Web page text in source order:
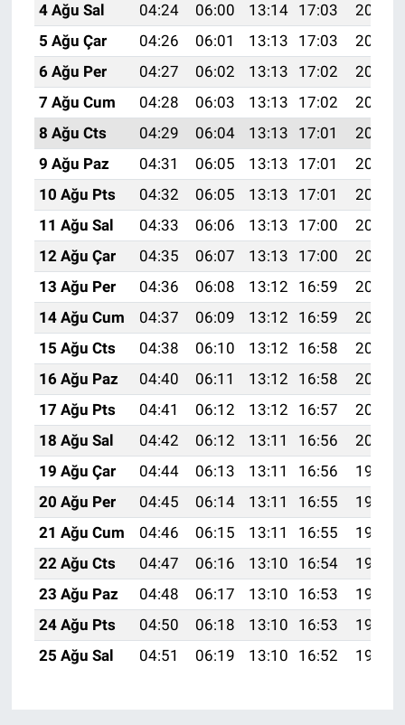
4 Ağu Sal
04:24 06:00 13:14 17:03
20:17
5 Ağu Çar
04:26 06:01 13:13 17:03
20:16
6 Ağu Per
04:27 06:02 13:13 17:02
20:15
7 Ağu Cum
04:28 06:03 13:13 17:02
20:14
8 Ağu Cts
04:29 06:04 13:13 17:01
20:13
9 Ağu Paz
04:31 06:05 13:13 17:01
20:11
10 Ağu Pts
04:32 06:05 13:13 17:01
20:10
11 Ağu Sal
04:33 06:06 13:13 17:00
20:09
12 Ağu Çar
04:35 06:07 13:13 17:00
20:08
13 Ağu Per
04:36 06:08 13:12 16:59
20:07
14 Ağu Cum
04:37 06:09 13:12 16:59
20:05
15 Ağu Cts
04:38 06:10 13:12 16:58
20:04
16 Ağu Paz
04:40 06:11 13:12 16:58
20:03
17 Ağu Pts
04:41 06:12 13:12 16:57
20:02
18 Ağu Sal
04:42 06:12 13:11 16:56
20:00
19 Ağu Çar
04:44 06:13 13:11 16:56
19:59
20 Ağu Per
04:45 06:14 13:11 16:55
19:58
21 Ağu Cum
04:46 06:15 13:11 16:55
19:56
22 Ağu Cts
04:47 06:16 13:10 16:54
19:55
23 Ağu Paz
04:48 06:17 13:10 16:53
19:53
24 Ağu Pts
04:50 06:18 13:10 16:53
19:52
25 Ağu Sal
04:51 06:19 13:10 16:52 19:51